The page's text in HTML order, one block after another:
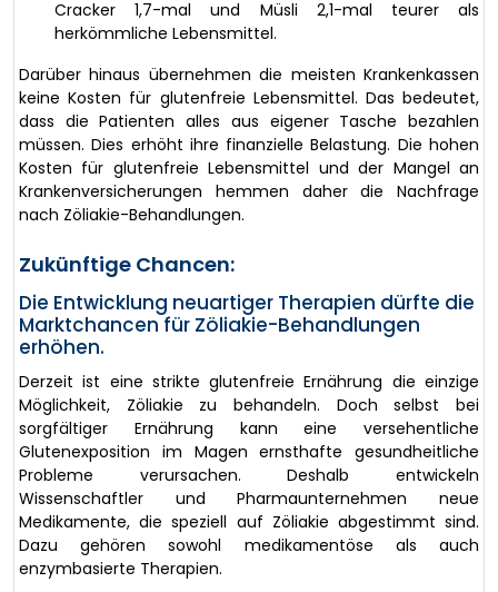
Cracker 1,7-mal und Müsli 2,1-mal teurer als
herkömmliche Lebensmittel.
Darüber hinaus übernehmen die meisten Krankenkassen
keine Kosten für glutenfreie Lebensmittel. Das bedeutet,
dass die Patienten alles aus eigener Tasche bezahlen
müssen. Dies erhöht ihre finanzielle Belastung. Die hohen
Kosten für glutenfreie Lebensmittel und der Mangel an
Krankenversicherungen hemmen daher die Nachfrage
nach Zöliakie-Behandlungen.
Zukünftige Chancen:
Die Entwicklung neuartiger Therapien dürfte die
Marktchancen für Zöliakie-Behandlungen
erhöhen.
Derzeit ist eine strikte glutenfreie Ernährung die einzige
Möglichkeit, Zöliakie zu behandeln. Doch selbst bei
sorgfältiger Ernährung kann eine versehentliche
Glutenexposition im Magen ernsthafte gesundheitliche
Probleme verursachen. Deshalb entwickeln
Wissenschaftler und Pharmaunternehmen neue
Medikamente, die speziell auf Zöliakie abgestimmt sind.
Dazu gehören sowohl medikamentöse als auch
enzymbasierte Therapien.